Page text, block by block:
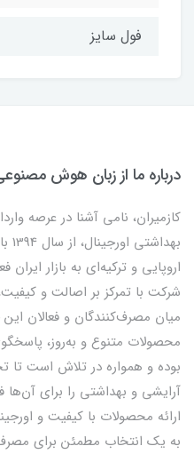
فول سایز
درباره ما از زبان هوش
کازمیران، نامی آشنا در عرصه
اروپایی و ترکیه‌ای به بازار
شرکت با تمرکز بر اصالت و
میان مصرف‌کنندگان و فعالان این
محصولات متنوع و به‌روز،
بوده و همواره در تلاش است تا
آرایشی و بهداشتی را برای آن‌ها
ارائه محصولات با کیفیت و
به یک انتخاب مطمئن برای